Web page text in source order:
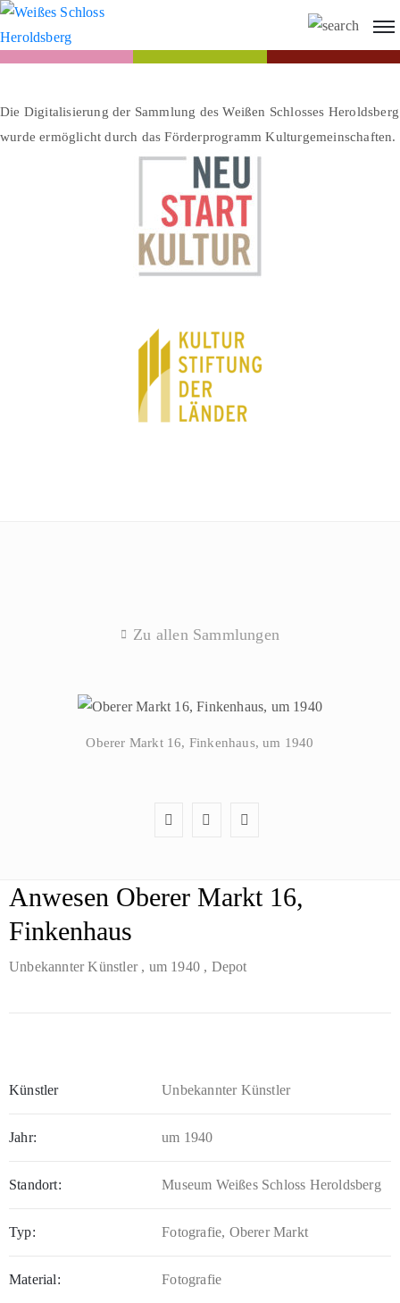
Die Digitalisierung der Sammlung des Weißen Schlosses Heroldsberg
wurde ermöglicht durch das Förderprogramm Kulturgemeinschaften.
Zu allen Sammlungen
Oberer Markt 16, Finkenhaus, um 1940
Anwesen Oberer Markt 16,
Finkenhaus
Unbekannter Künstler , um 1940 , Depot
Künstler Unbekannter Künstler
Jahr: um 1940
Standort: Museum Weißes Schloss Heroldsberg
Typ: Fotografie, Oberer Markt
Material: Fotografie